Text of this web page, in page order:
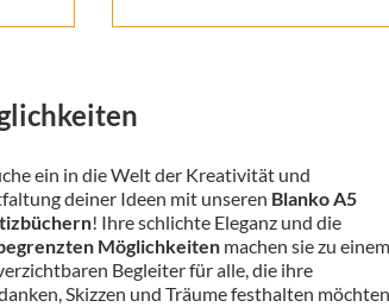
ein in die Welt der Kreativität und
deiner Ideen mit unseren Blanko A5
! Ihre schlichte Eleganz und die
Möglichkeitenmachen sie zu einem
Begleiter für alle, die ihre
Skizzen und Träume festhalten